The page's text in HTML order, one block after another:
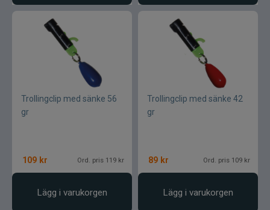
Trollingclip med sänke 56
gr
109 kr Ord. pris 119 kr
Lägg i varukorgen
Trollingclip med sänke 42
gr
89 kr Ord. pris 109 kr
Lägg i varukorgen